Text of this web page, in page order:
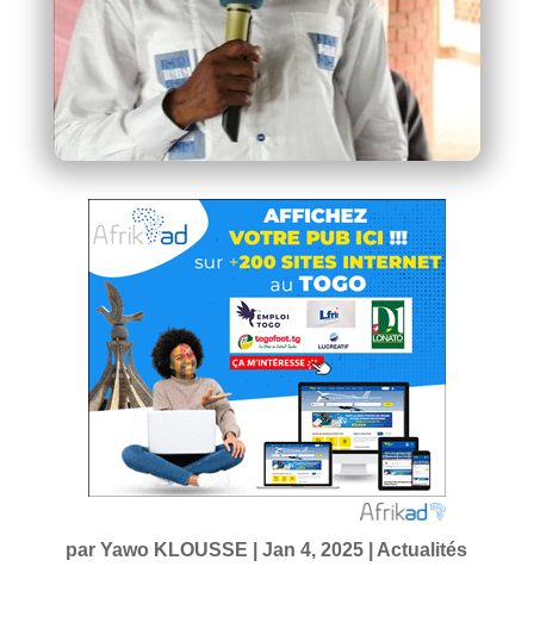
parYawo KLOUSSE |Jan 4, 2025 Actualités